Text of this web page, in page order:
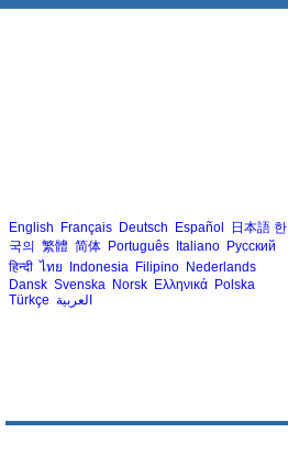
English Français Deutsch Español 日本語 한
국의 繁體 简体 Português Italiano Русский
हिन्दी ไทย Indonesia Filipino Nederlands
Dansk Svenska Norsk Ελληνικά Polska
Türkçe العربية